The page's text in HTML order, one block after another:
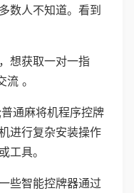
数人不知道。看到
想获取一对一指
。
通麻将机程序控牌
进行复杂安装操作
工具。
些智能控牌器通过